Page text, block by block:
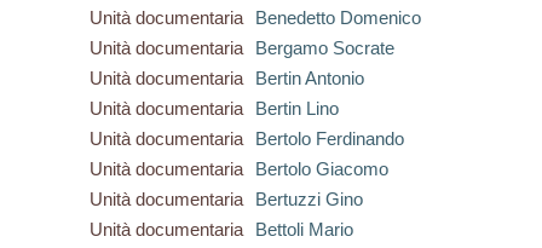
Unità documentaria
Benedetto Domenico
Unità documentaria
Bergamo Socrate
Unità documentaria
Bertin Antonio
Unità documentaria
Bertin Lino
Unità documentaria
Bertolo Ferdinando
Unità documentaria
Bertolo Giacomo
Unità documentaria
Bertuzzi Gino
Unità documentaria
Bettoli Mario